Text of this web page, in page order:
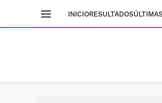
INICIORESULTADOS